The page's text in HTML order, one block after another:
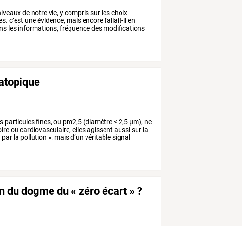
de notrevie, ycomprissur leschoix
c’est uneévidence, maisencorefallait-il en
les informations, fréquencedes modifications
particulesfines, ou pm2,5 (diamètre< 2,5 µm), ne
ou cardiovasculaire, ellesagissent aussisur la
par la pollution », maisd’un véritablesignal
du dogme du « zéro écart » ?